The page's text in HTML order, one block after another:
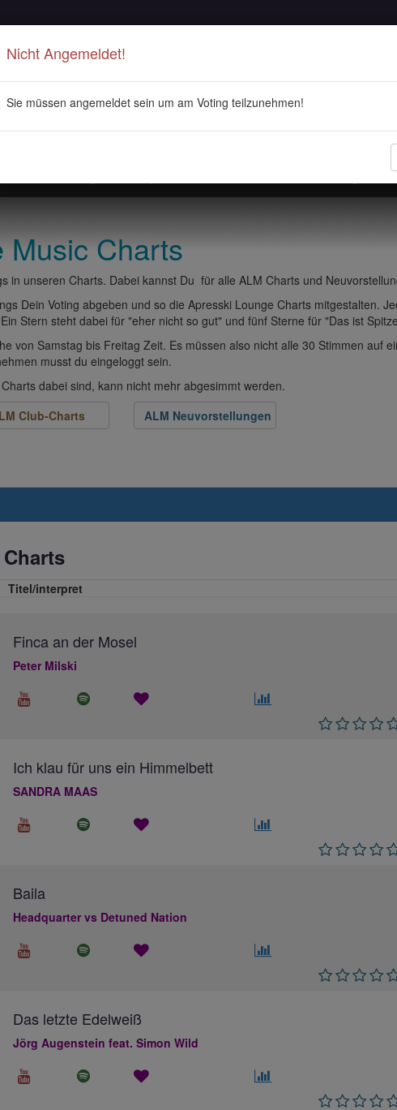
Music Charts
in unseren Charts. Dabei kannst Du für alle ALM Charts und
Dein Voting abgeben und so die Apresski Lounge Charts mitgestalten.
Stern steht dabei für "eher nicht so gut" und fünf Sterne für "Das ist
von Samstag bis Freitag Zeit. Es müssen also nicht alle 30 Stimmen auf
musst du eingeloggt sein.
dabei sind, kann nicht mehr abgesimmt werden.
Club-Charts ALM Neuvorstellungen
Nicht Angemeldet!
Sie müssen angemeldet sein um am Voting teilzunehmen!
Charts
Titel/interpret
Finca an der Mosel
Peter Milski
Ich klau für uns ein Himmelbett
SANDRA MAAS
Baila
Headquarter vs Detuned Nation
Das letzte Edelweiß
Jörg Augenstein feat. Simon Wild